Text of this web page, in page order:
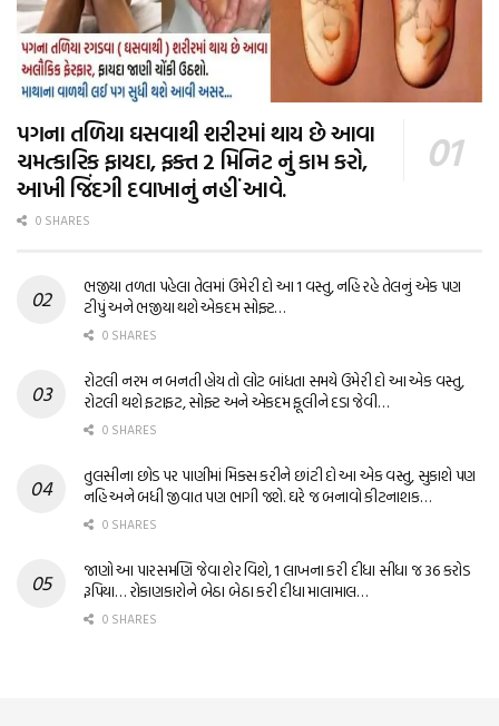
પગના તળિયા ઘસવાથી શરીરમાં થાય છે આવા
ચમત્કારિક ફાયદા, ફક્ત 2 મિનિટ નું કામ કરો,
આખી જિંદગી દવાખાનું નહીં આવે.
0 SHARES
ભજીયા તળતા પહેલા તેલમાં ઉમેરી દો આ 1 વસ્તુ, નહિ રહે તેલનું એક પણ
ટીપું અને ભજીયા થશે એકદમ સોફ્ટ…
0 SHARES
રોટલી નરમ ન બનતી હોય તો લોટ બાંધતા સમયે ઉમેરી દો આ એક વસ્તુ,
રોટલી થશે ફટાફટ, સોફ્ટ અને એકદમ ફૂલીને દડા જેવી…
0 SHARES
તુલસીના છોડ પર પાણીમાં મિક્સ કરીને છાંટી દો આ એક વસ્તુ, સુકાશે પણ
નહિ અને બધી જીવાત પણ ભાગી જશે. ઘરે જ બનાવો કીટનાશક…
0 SHARES
જાણો આ પારસમણિ જેવા શેર વિશે, 1 લાખના કરી દીધા સીધા જ 36 કરોડ
રૂપિયા… રોકાણકારોને બેઠા બેઠા કરી દીધા માલામાલ…
0 SHARES